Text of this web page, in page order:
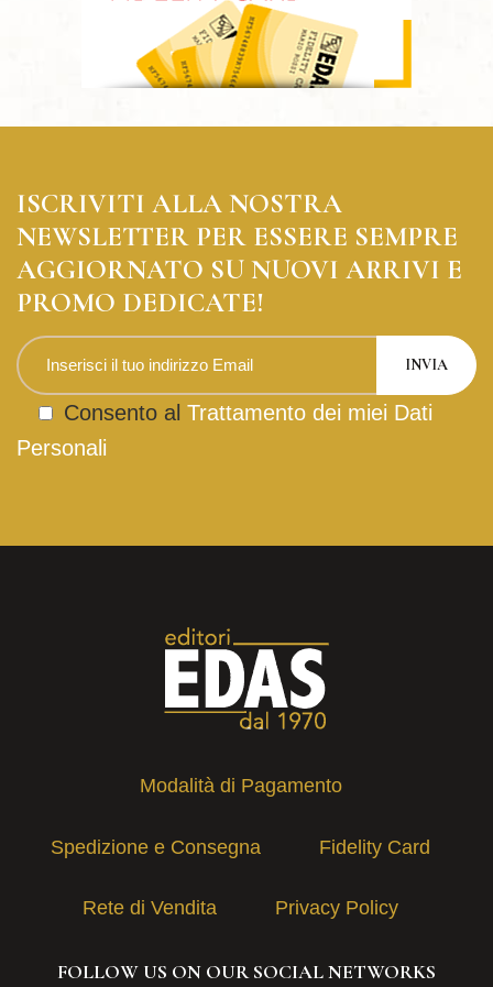
ISCRIVITI ALLA NOSTRA
NEWSLETTER PER ESSERE SEMPRE
AGGIORNATO SU NUOVI ARRIVI E
PROMO DEDICATE!
Consento al Trattamento dei miei Dati
Personali
Modalità di Pagamento
Spedizione e Consegna Fidelity Card
Rete di Vendita Privacy Policy
FOLLOW US ON OUR SOCIAL NETWORKS